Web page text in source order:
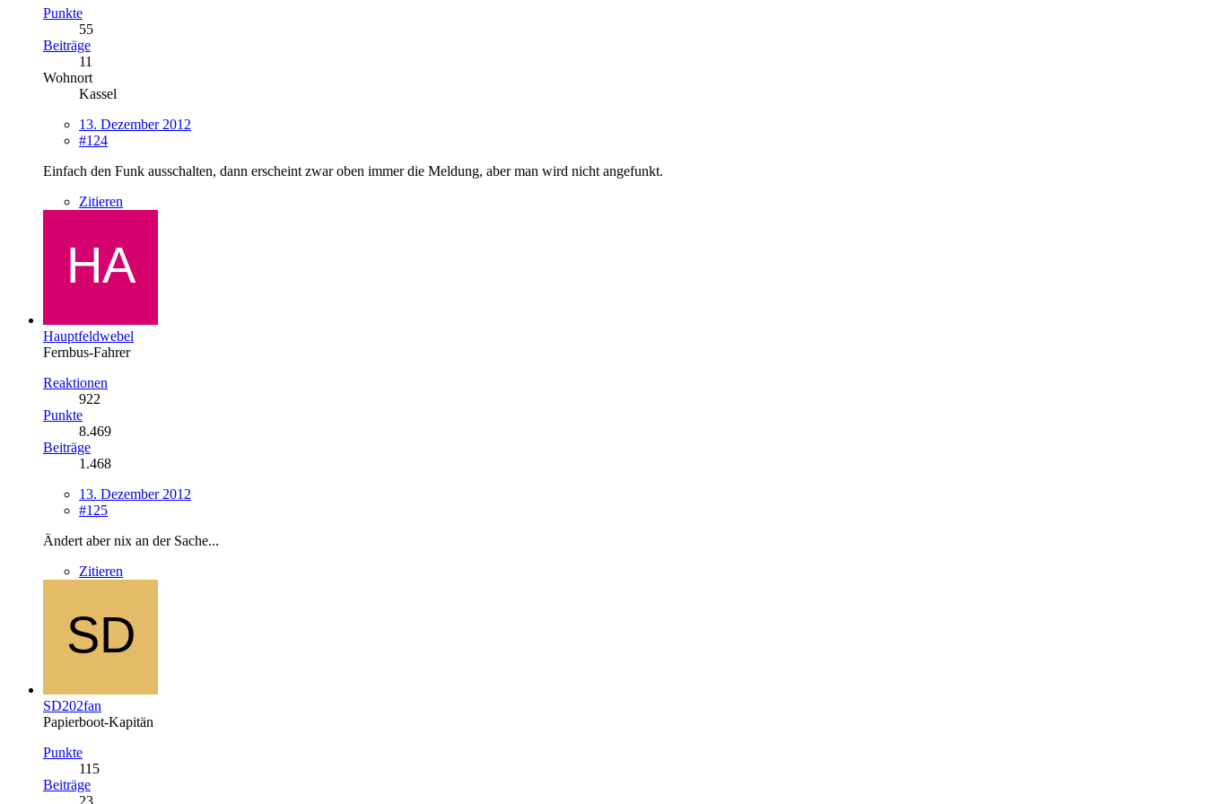
Punkte
55
Beiträge
11
Wohnort
Kassel
13. Dezember 2012
#124
Einfach den Funk ausschalten, dann erscheint zwar oben immer die Meldung, aber man wird nicht angefunkt.
Zitieren
Hauptfeldwebel
Fernbus-Fahrer
Reaktionen
922
Punkte
8.469
Beiträge
1.468
13. Dezember 2012
#125
Ändert aber nix an der Sache...
Zitieren
SD202fan
Papierboot-Kapitän
Punkte
115
Beiträge
23